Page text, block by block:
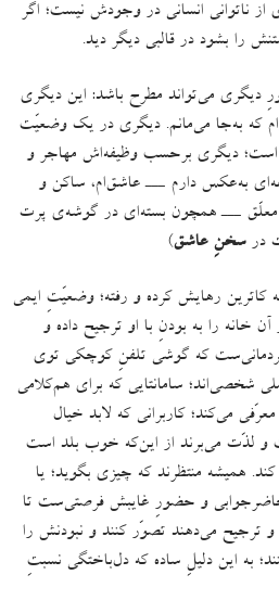
ناتوانی انسانی در وجودش نیست؛ اگر
را بشود در قالبی دیگر دید.
دیگری می‌تواند مطرح باشد: این دیگری
که به‌جا می‌مانم.دیگری در یک وضعیّت
است؛ دیگری برحسب وظیفه‌اش مهاجر و
به‌عکس دارم ـــ عاشق‌ام، ساکن و
معلّق ـــ همچون بسته‌ای در گوشه‌ی پرت
درسخنِ عاشق)
کاترین رهایش کرده و رفته؛ وضعیّتِ ایمی
را به بودنِ با او ترجیح داده و
که گوشی تلفنِ کوچکی توی
شخصی‌اند؛ سامانتایی که برای هم‌کلامی
می‌کند؛ کاربرانی که لابد خیال
و لذّت می‌برند از این‌که خوب بلد است
. همیشه منتظرند که چیزی بگوید؛ یا
و حضورِ غایبش فرصتی‌ست تا
ترجیح می‌دهند تصوّر کنند و نبودنش را
به این دلیلِ ساده که دل‌باختگی نسبتِ